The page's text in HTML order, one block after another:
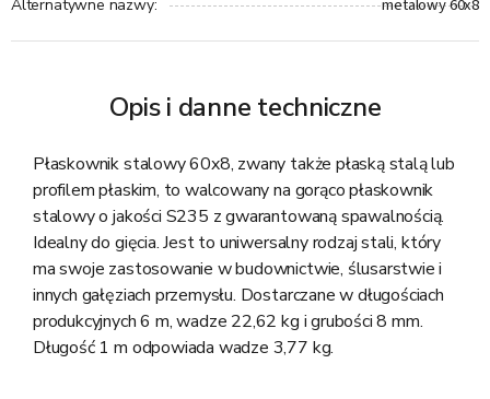
Alternatywne nazwy:
metalowy 60x8
Opis i danne techniczne
Płaskownik stalowy 60x8, zwany także płaską stalą lub
profilem płaskim, to walcowany na gorąco płaskownik
stalowy o jakości S235 z gwarantowaną spawalnością.
Idealny do gięcia. Jest to uniwersalny rodzaj stali, który
ma swoje zastosowanie w budownictwie, ślusarstwie i
innych gałęziach przemysłu. Dostarczane w długościach
produkcyjnych 6 m, wadze 22,62 kg i grubości 8 mm.
Długość 1 m odpowiada wadze 3,77 kg.